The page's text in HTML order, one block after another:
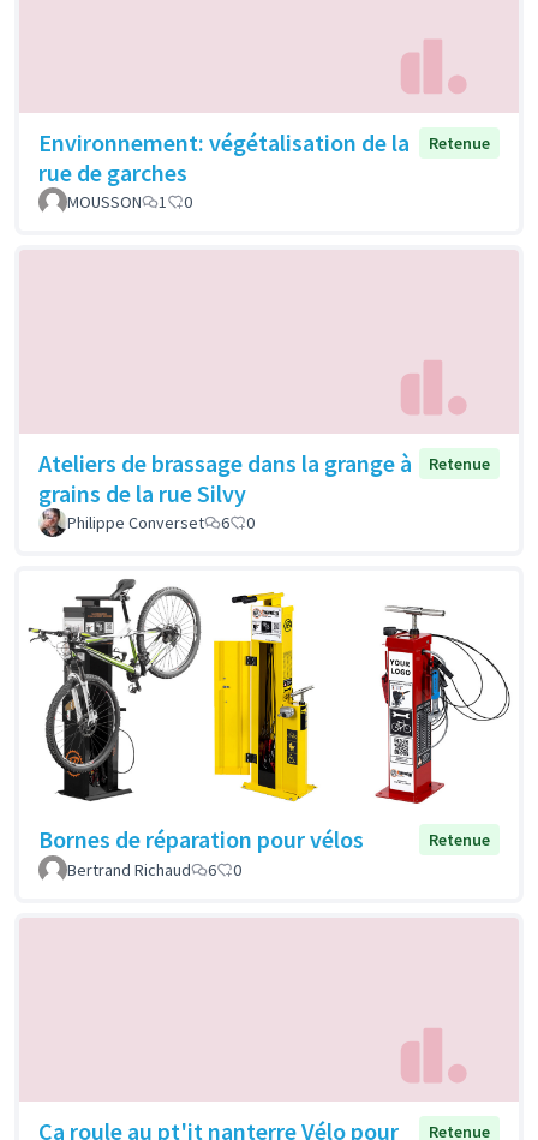
Environnement: végétalisation de la
rue de garches
Retenue
MOUSSON 1 0
Ateliers de brassage dans la grange à
grains de la rue Silvy
Retenue
Philippe Converset 6 0
Bornes de réparation pour vélos
Retenue
Bertrand Richaud
6 0
Ca roule au pt'it nanterre Vélo pour Retenue